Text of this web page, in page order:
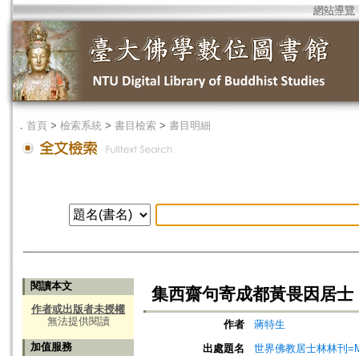
網站導覽
． 首頁 > 檢索系統 > 書目檢索 > 書目明細
閱讀本文
作者或出版者未授權
無法提供閱讀
加值服務
集西齋句寄成都黃畏因居士
作者
蔣特生
出處題名
世界佛教居士林林刊